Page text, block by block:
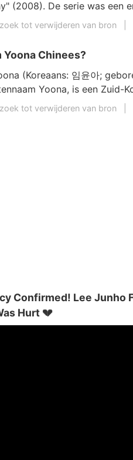
(2008). De serie was een
tot verwijderen van bron
Yoona Chinees?
(Koreaans: 임윤아;
Yoona, is een Zuid-
tot verwijderen van bron
Confirmed! Lee Junho
Hurt 💔